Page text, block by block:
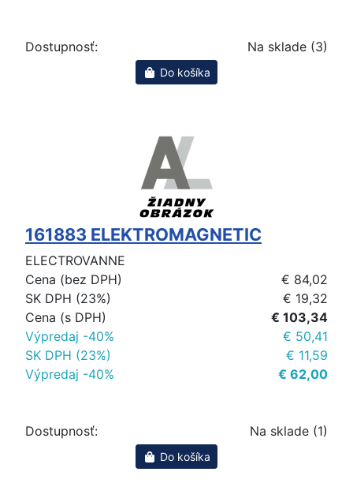
Dostupnosť: Na sklade (3)
Do košíka
161883 ELEKTROMAGNETIC
ELECTROVANNE
Cena (bez DPH)
€ 84,02
SK DPH (23%)
€ 19,32
Cena (s DPH)
€ 103,34
Výpredaj -40%
€ 50,41
SK DPH (23%)
€ 11,59
Výpredaj -40%
€ 62,00
Dostupnosť: Na sklade (1)
Do košíka